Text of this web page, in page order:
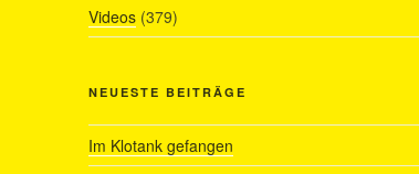
Videos(379)
NEUESTE BEITRÄGE
Im Klotank gefangen